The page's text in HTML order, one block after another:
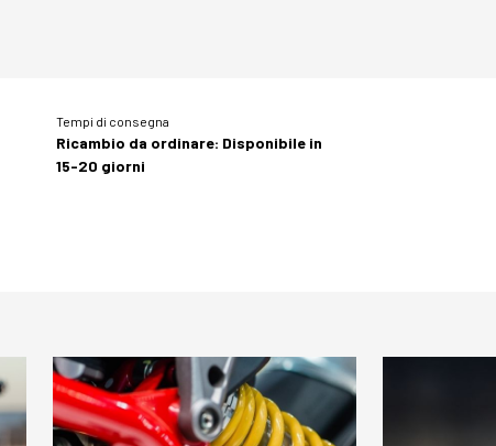
Tempi di consegna
Ricambio da ordinare: Disponibile in
15-20 giorni